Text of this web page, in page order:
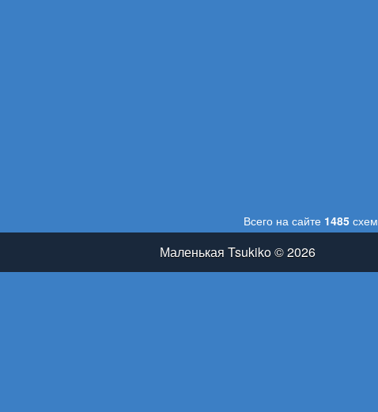
Всего на сайте 1485 схем
Маленькая Tsukiko © 2026